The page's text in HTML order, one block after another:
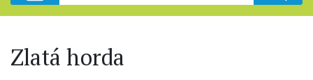
Zlatá horda